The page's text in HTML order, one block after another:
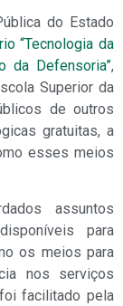
do Estado
“Tecnologia da
da Defensoria”,
Superior da
de outros
gratuitas, a
esses meios
assuntos
para
os meios para
nos serviços
facilitado pela